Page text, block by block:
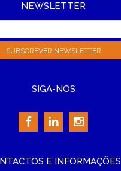
NEWSLETTER
SIGA-NOS
E INFORMAÇÕES